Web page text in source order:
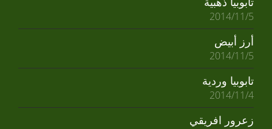
2014/11/5
أرز أبيض
2014/11/5
تابوبيا وردية
2014/11/4
زعرور افريقي